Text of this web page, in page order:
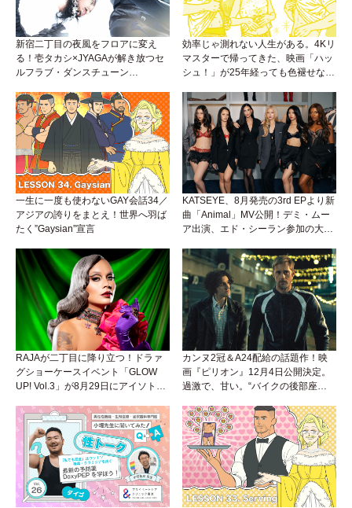
新宿二丁目の夜風をフロアに変え
る！壱タカシ×JYAGAが解き放つセ
ルフラブ・ダンスチューン
効率じゃ測れない人生がある。4Kリ
マスターで帰ってきた、映画「ハッ
シュ！」が25年経っても色褪せない
一生に一度も使わないGAY会話34／
アジアの誇りをまとえ！世界へ羽ば
たく”Gaysian”宣言
KATSEYE、8月発売の3rd EPより新
曲「Animal」MV公開！デミ・ムー
ア出演、エド・シーラン参加の大胆
RAJAが二丁目に降り立つ！ドラァ
グショーケースイベント「GLOW
UP! Vol.3」が8月29日にアイソトー
カンヌ2冠＆A24配給の話題作！映
画『ピリオン』12月4日公開決定。
過激で、甘い。“バイクの後部座